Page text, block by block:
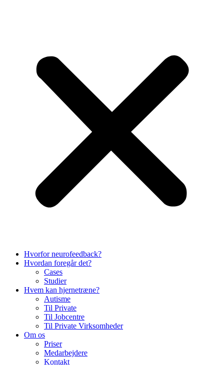
Hvorfor neurofeedback?
Hvordan foregår det?
Cases
Studier
Hvem kan hjernetræne?
Autisme
Til Private
Til Jobcentre
Til Private Virksomheder
Om os
Priser
Medarbejdere
Kontakt